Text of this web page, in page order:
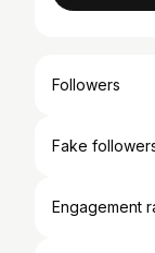
Followers
Fake
Engagement